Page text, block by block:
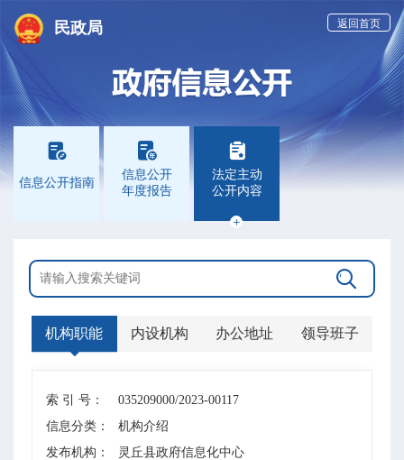
民政局 返回首页

信息公开指南

信息公开
年度报告

法定主动
公开内容


机构职能 内设机构 办公地址 领导班子
索 引 号：
035209000/2023-00117
信息分类：
机构介绍
发布机构：
灵丘县政府信息化中心